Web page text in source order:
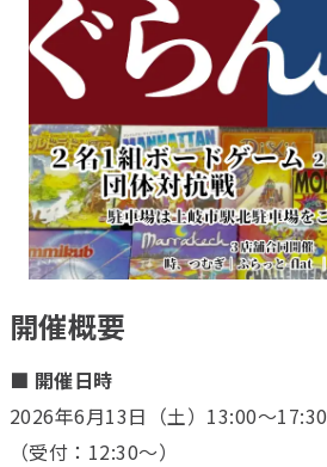
開催概要
■ 開催日時
2026年6月13日（土）13:00～17:30
（受付：12:30～）